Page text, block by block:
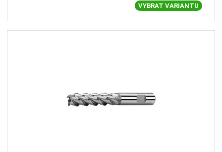
VYBRAT VARIANTU